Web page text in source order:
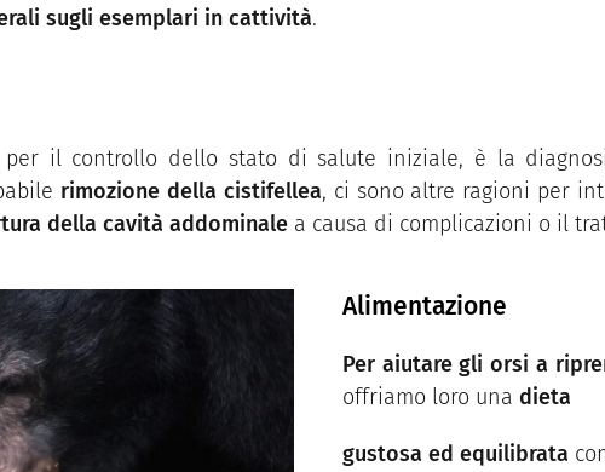
sugli esemplari in cattività.
il controllo dello stato di salute iniziale, è la
rimozione della cistifellea, ci sono altre ragioni per
della cavità addominale a causa di complicazioni o il
Alimentazione
Per aiutare gli orsi a
offriamo loro una dieta
gustosa ed equilibrata